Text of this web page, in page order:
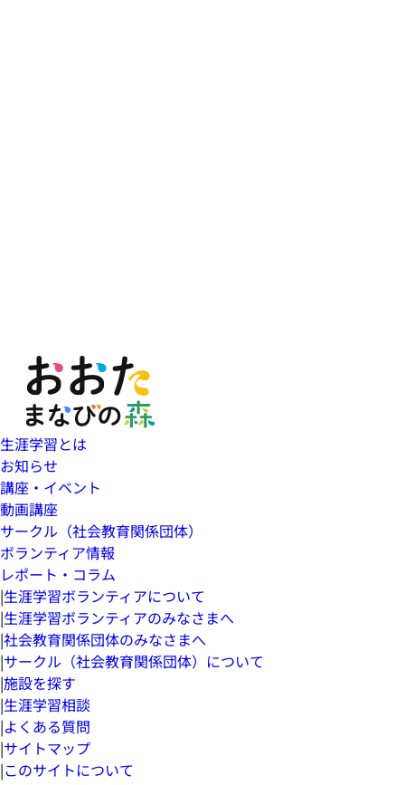
生涯学習とは
お知らせ
講座・イベント
動画講座
サークル（社会教育関係団体）
ボランティア情報
レポート・コラム
|生涯学習ボランティアについて
|生涯学習ボランティアのみなさまへ
|社会教育関係団体のみなさまへ
|サークル（社会教育関係団体）について
|施設を探す
|生涯学習相談
|よくある質問
|サイトマップ
|このサイトについて